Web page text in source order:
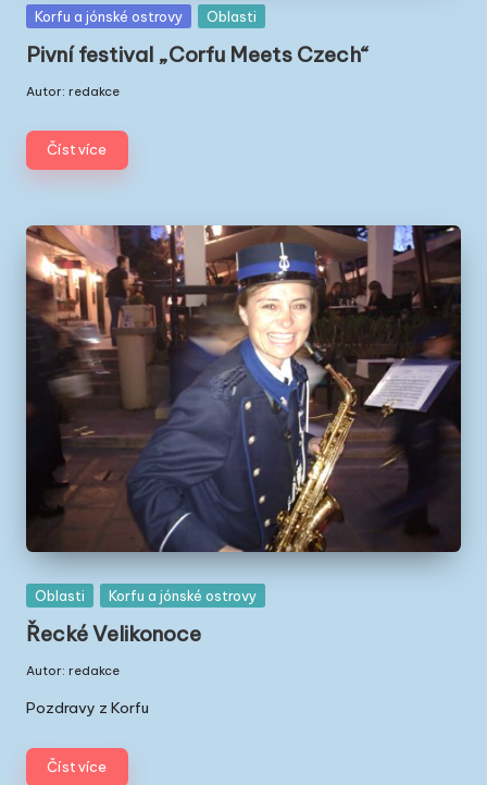
Posted
Korfu a jónské ostrovy Oblasti
Pivní festival „Corfu Meets Czech“
Autor: redakce
Číst více
Posted
in
Oblasti Korfu a jónské ostrovy
Řecké Velikonoce
by
Autor: redakce
Pozdravy z Korfu
Číst více